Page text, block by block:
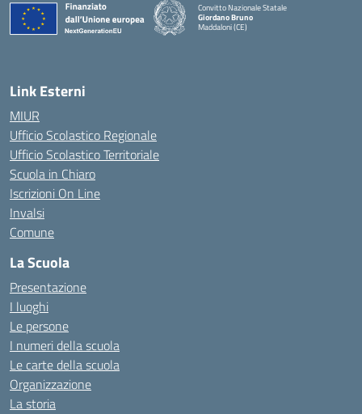
Convitto Nazionale Statale
Giordano Bruno
Maddaloni (CE)
Link Esterni
MIUR
Ufficio Scolastico Regionale
Ufficio Scolastico Territoriale
Scuola in Chiaro
Iscrizioni On Line
Invalsi
Comune
La Scuola
Presentazione
I luoghi
Le persone
I numeri della scuola
Le carte della scuola
Organizzazione
La storia